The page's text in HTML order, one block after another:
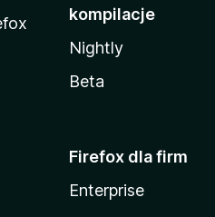
kompilacje
Nightly
Beta
Firefox dla firm
Enterprise